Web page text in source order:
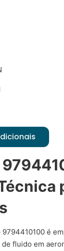
9794410100 é
fluido em